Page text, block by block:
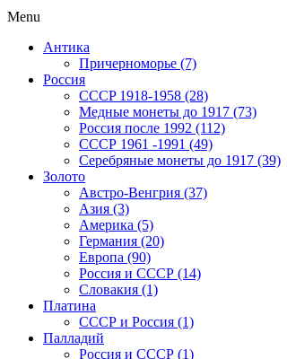
Menu
Антика
Причерноморье (7)
Россия
CCCP 1918-1958 (28)
Медные монеты до 1917 (73)
Россия после 1992 (112)
СССР 1961 -1991 (49)
Серебряные монеты до 1917 (39)
Золото
Австро-Венгрия (37)
Азия (3)
Америка (5)
Германия (20)
Европа (90)
Россия и СССР (14)
Словакия (1)
Платина
СССР и Россия (1)
Палладий
Россия и СССР (1)